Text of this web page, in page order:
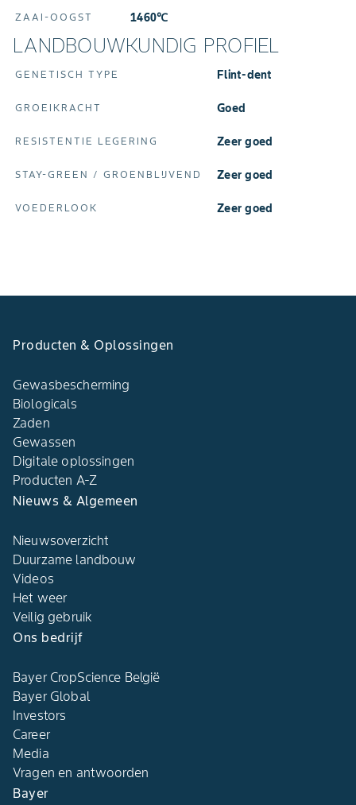
ZAAI-OOGST 1460℃
LANDBOUWKUNDIG PROFIEL
GENETISCH TYPE Flint-dent
GROEIKRACHT Goed
RESISTENTIE LEGERING Zeer goed
STAY‑GREEN / GROENBLIJVEND Zeer goed
VOEDERLOOK Zeer goed
Producten & Oplossingen​
Gewasbescherming
Biologicals
Zaden
Gewassen
Digitale oplossingen​
Producten A-Z​
Nieuws & Algemeen​
Nieuwsoverzicht
Duurzame landbouw​
Videos
Het weer​
Veilig gebruik
Ons bedrijf​
Bayer CropScience België​
Bayer Global
Investors
Career
Media
Vragen en antwoorden​
Bayer